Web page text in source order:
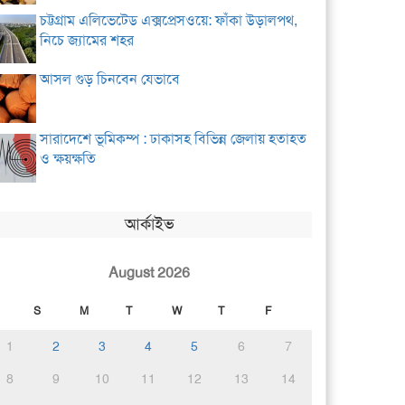
চট্টগ্রাম এলিভেটেড এক্সপ্রেসওয়ে: ফাঁকা উড়ালপথ,
নিচে জ্যামের শহর
আসল গুড় চিনবেন যেভাবে
সারাদেশে ভূমিকম্প : ঢাকাসহ বিভিন্ন জেলায় হতাহত
ও ক্ষয়ক্ষতি
আর্কাইভ
August 2026
S M T W T F
1 2 3 4 5 6
7
8
9 10 11 12 13
14